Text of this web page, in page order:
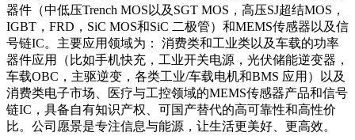
器件（中低压Trench MOS以及SGT MOS，高压SJ超结MOS，
IGBT，FRD，SiC MOS和SiC 二极管）和MEMS传感器以及信
号链IC。主要应用领域为： 消费类和工业类以及车载的功率
器件应用（比如手机快充，工业开关电源，光伏储能逆变器，
车载OBC，主驱逆变，各类工业/车载电机和BMS 应用）以及
消费类电子市场、医疗与工控领域的MEMS传感器产品和信号
链IC，具备自有知识产权、可国产替代的高可靠性和高性价
比。公司愿景是专注信息与能源，让生活更美好、更高效。